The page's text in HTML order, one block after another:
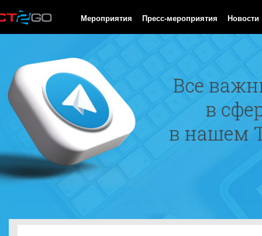
Мероприятия Пресс-мероприятия Новости